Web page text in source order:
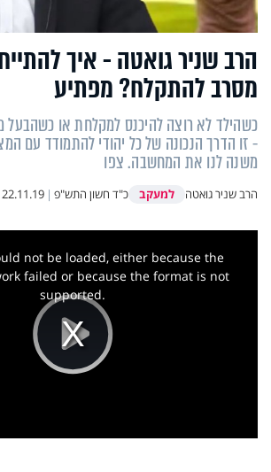
הרב שניר גואטה - איך
מסרב להתקלח? מפתיע
כשהילד לא רוצה להיכנס למקלחת או כשהבעל
- זו הדרך הנכונה של כל יהודי להתמודד עם
משנה לנו את המחשבה. צפו
הרב שניר גואטה למעקב כ"ד חשון התש"פ |
22.11.19
Play
not be loaded, either because the
failed or because the format is not
supported.